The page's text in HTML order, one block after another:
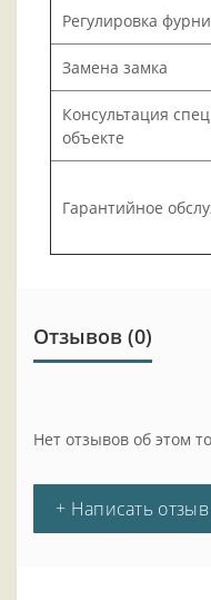
Регулировка
Замена замка
Консультация
объекте
Гарантийное
Отзывов (0)
Нет отзывов об этом
+ Написать отзыв